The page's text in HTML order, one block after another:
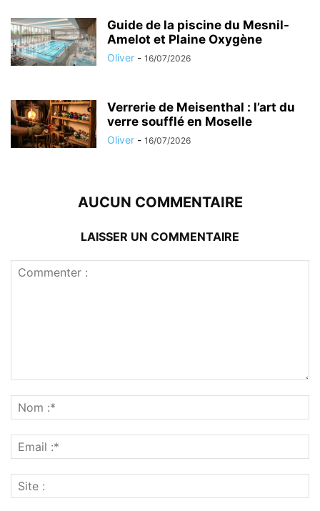
Guide de la piscine du Mesnil-
Amelot et Plaine Oxygène
Oliver - 16/07/2026
Verrerie de Meisenthal : l’art du
verre soufflé en Moselle
Oliver - 16/07/2026
AUCUN COMMENTAIRE
LAISSER UN COMMENTAIRE